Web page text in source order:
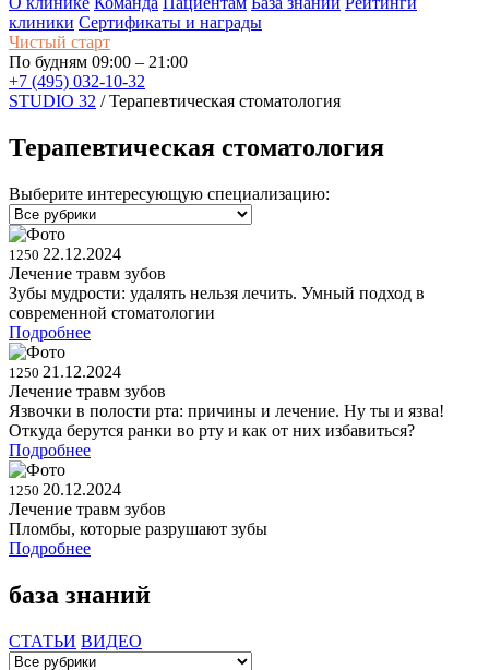
клиники Сертификаты и награды
Чистый старт
По будням 09:00 – 21:00
+7 (495) 032-10-32
STUDIO 32 /Терапевтическая стоматология
Терапевтическая стоматология
Выберите интересующую специализацию:
1250 22.12.2024
Лечение травм зубов
Зубы мудрости: удалять нельзя лечить. Умный подход в
современной стоматологии
Подробнее
1250 21.12.2024
Лечение травм зубов
Язвочки в полости рта: причины и лечение. Ну ты и язва!
Откуда берутся ранки во рту и как от них избавиться?
Подробнее
1250 20.12.2024
Лечение травм зубов
Пломбы, которые разрушают зубы
Подробнее
база знаний
СТАТЬИ ВИДЕО